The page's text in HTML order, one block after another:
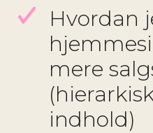
Hvordan
mere
indhold)